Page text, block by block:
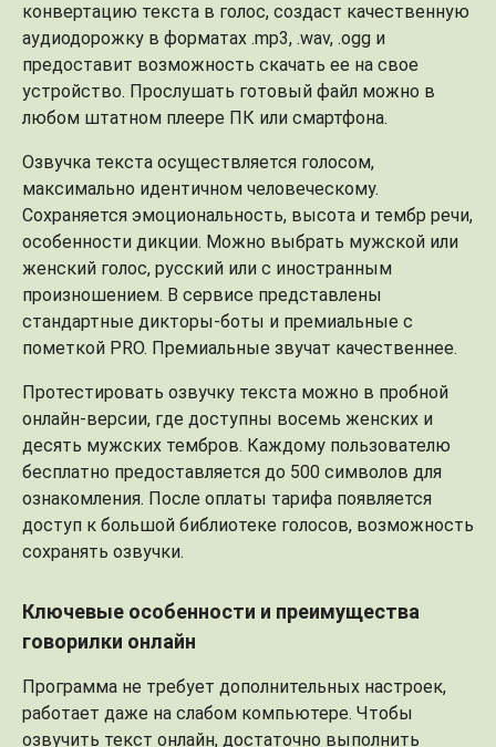
конвертацию текста в голос, создаст качественную
аудиодорожку в форматах .mp3, .wav, .ogg и
предоставит возможность скачать ее на свое
устройство. Прослушать готовый файл можно в
любом штатном плеере ПК или смартфона.
Озвучка текста осуществляется голосом,
максимально идентичном человеческому.
Сохраняется эмоциональность, высота и тембр речи,
особенности дикции. Можно выбрать мужской или
женский голос, русский или с иностранным
произношением. В сервисе представлены
стандартные дикторы-боты и премиальные с
пометкой PRO. Премиальные звучат качественнее.
Протестировать озвучку текста можно в пробной
онлайн-версии, где доступны восемь женских и
десять мужских тембров. Каждому пользователю
бесплатно предоставляется до 500 символов для
ознакомления. После оплаты тарифа появляется
доступ к большой библиотеке голосов, возможность
сохранять озвучки.
Ключевые особенности и преимущества
говорилки онлайн
Программа не требует дополнительных настроек,
работает даже на слабом компьютере. Чтобы
озвучить текст онлайн, достаточно выполнить